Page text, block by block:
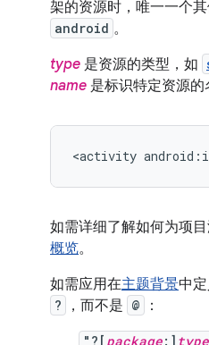
架的资源时，唯一一个
android 。
type 是资源的类型，如
name 是标识特定资源的
<activity
如需详细了解如何为项
概览。
如需应用在主题背景中
? ，而不是 @ ：
"?[ package:] type